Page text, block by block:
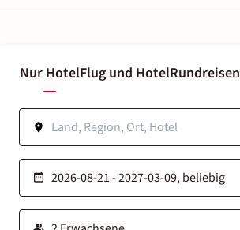
Nur HotelFlug und HotelRundreisen